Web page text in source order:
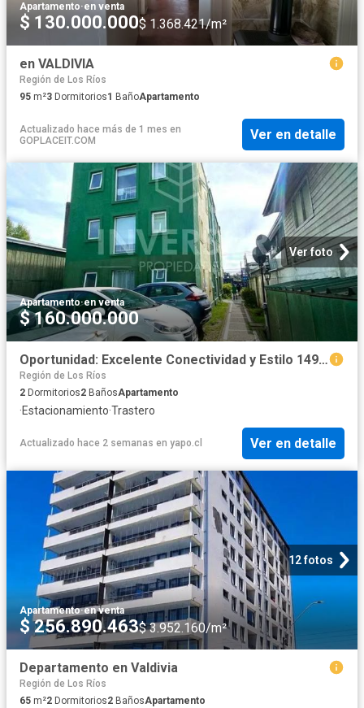
Apartamento·en venta
$ 130.000.000$ 1.368.421/m²
en VALDIVIA
Región de Los Ríos
95 m²3 Dormitorios1 BañoApartamento
Actualizado hace más de 1 mes en
GOPLACEIT.COM
Ver en detalle
Ver foto
Apartamento·en venta
$ 160.000.000
Oportunidad: Excelente Conectividad y Estilo 1491 | Dormitorios por 160000. 00 en Valdivia
Región de Los Ríos
2 Dormitorios2 BañosApartamento
·Estacionamiento·Trastero
Actualizado hace 2 semanas en yapo.cl Ver en detalle
12 fotos
Apartamento·en venta
$ 256.890.463$ 3.952.160/m²
Departamento en Valdivia
Región de Los Ríos
65 m²2 Dormitorios2 BañosApartamento